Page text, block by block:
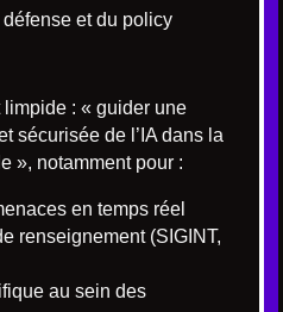
et du policy
limpide : « guider une
sécurisée de l’IA dans la
», notamment pour :
en temps réel
renseignement (SIGINT,
au sein des